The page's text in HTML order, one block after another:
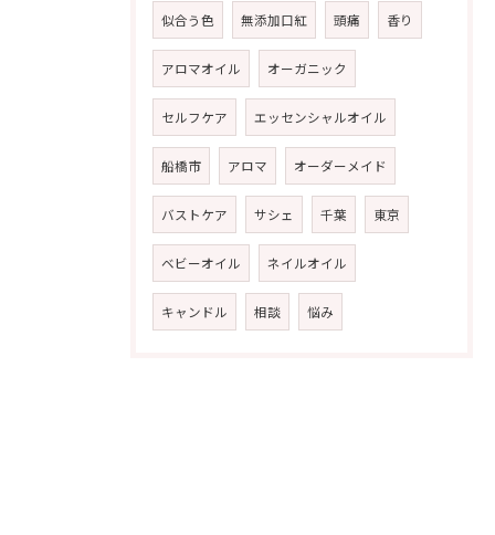
似合う色 無添加口紅 頭痛 香り
アロマオイル オーガニック
セルフケア エッセンシャルオイル
船橋市 アロマ オーダーメイド
バストケア サシェ 千葉 東京
ベビーオイル ネイルオイル
キャンドル 相談 悩み